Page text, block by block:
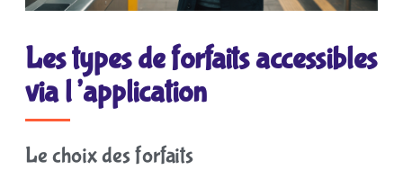
Les types de forfaits accessibles
via l’application
Le choix des forfaits